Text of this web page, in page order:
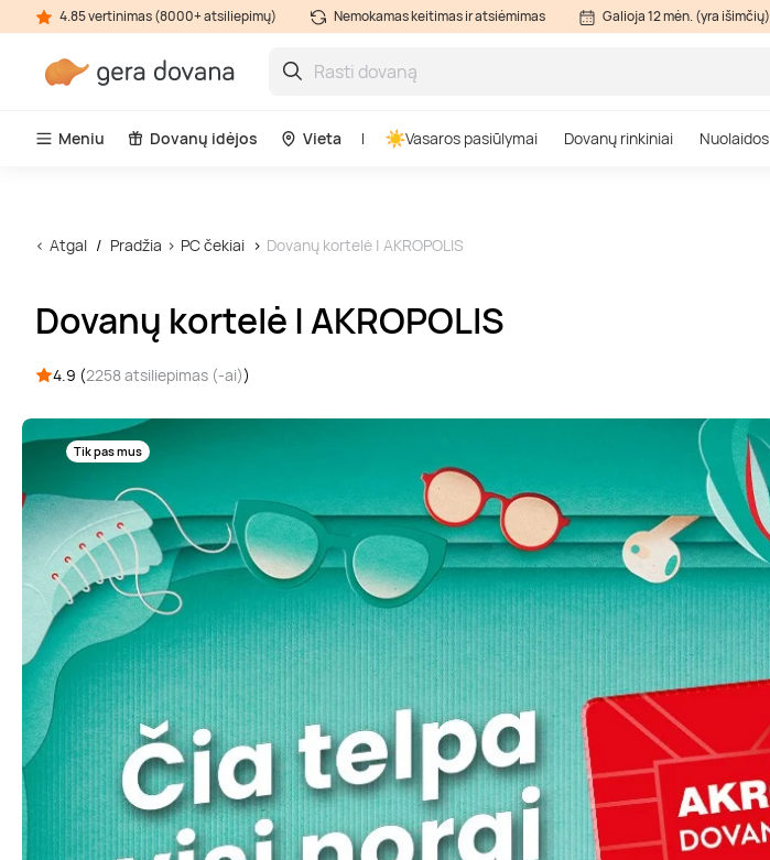
4.85 vertinimas (8000+ atsiliepimų) Nemokamas keitimas ir atsiėmimas Galioja 12 mėn. (yra išimčių)
Meniu Dovanų idėjos Vieta Vasaros pasiūlymai Dovanų rinkiniai Nuolaidos
Atgal Pradžia PC čekiai Dovanų kortelė | AKROPOLIS
Dovanų kortelė | AKROPOLIS
4.9 (2258 atsiliepimas (-ai))
Tik pas mus